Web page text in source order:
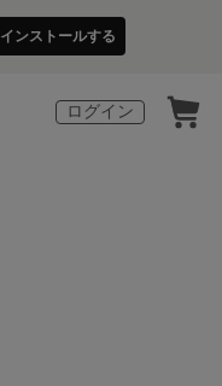
インストールする
ログイン